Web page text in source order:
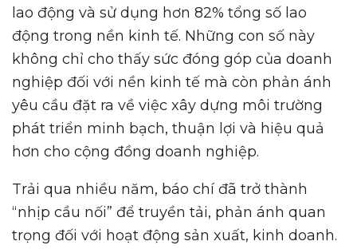
lao động và sử dụng hơn 82% tổng số lao
động trong nền kinh tế. Những con số này
không chỉ cho thấy sức đóng góp của doanh
nghiệp đối với nền kinh tế mà còn phản ánh
yêu cầu đặt ra về việc xây dựng môi trường
phát triển minh bạch, thuận lợi và hiệu quả
hơn cho cộng đồng doanh nghiệp.
Trải qua nhiều năm, báo chí đã trở thành
“nhịp cầu nối” để truyền tải, phản ánh quan
trọng đối với hoạt động sản xuất, kinh doanh.